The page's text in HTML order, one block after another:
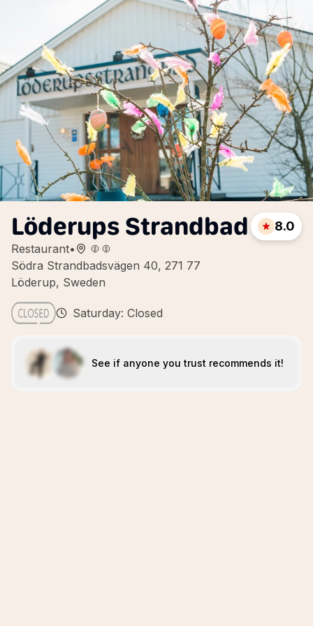
Löderups Strandbad
Restaurant•
Södra Strandbadsvägen 40, 271 77
Löderup, Sweden
8.0
Saturday: Closed
See if anyone you trust recommends it!